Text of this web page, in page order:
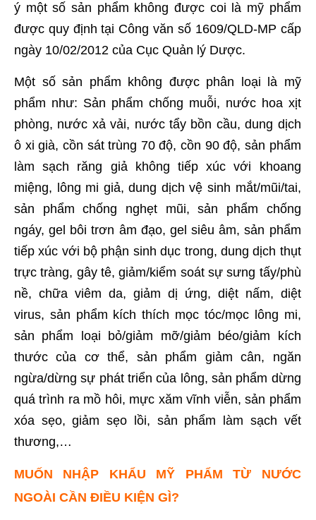
ý một số sản phẩm không được coi là mỹ phẩm
được quy định tại Công văn số 1609/QLD-MP cấp
ngày 10/02/2012 của Cục Quản lý Dược.
Một số sản phẩm không được phân loại là mỹ
phẩm như: Sản phẩm chống muỗi, nước hoa xịt
phòng, nước xả vải, nước tẩy bồn cầu, dung dịch
ô xi già, cồn sát trùng 70 độ, cồn 90 độ, sản phẩm
làm sạch răng giả không tiếp xúc với khoang
miệng, lông mi giả, dung dịch vệ sinh mắt/mũi/tai,
sản phẩm chống nghẹt mũi, sản phẩm chống
ngáy, gel bôi trơn âm đạo, gel siêu âm, sản phẩm
tiếp xúc với bộ phận sinh dục trong, dung dịch thụt
trực tràng, gây tê, giảm/kiểm soát sự sưng tấy/phù
nề, chữa viêm da, giảm dị ứng, diệt nấm, diệt
virus, sản phẩm kích thích mọc tóc/mọc lông mi,
sản phẩm loại bỏ/giảm mỡ/giảm béo/giảm kích
thước của cơ thể, sản phẩm giảm cân, ngăn
ngừa/dừng sự phát triển của lông, sản phẩm dừng
quá trình ra mồ hôi, mực xăm vĩnh viễn, sản phẩm
xóa sẹo, giảm sẹo lồi, sản phẩm làm sạch vết
thương,…
MUỐN NHẬP KHẨU MỸ PHẨM TỪ NƯỚC
NGOÀI CẦN ĐIỀU KIỆN GÌ?